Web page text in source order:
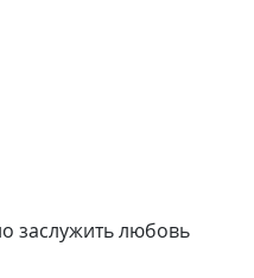
заслужить любовь